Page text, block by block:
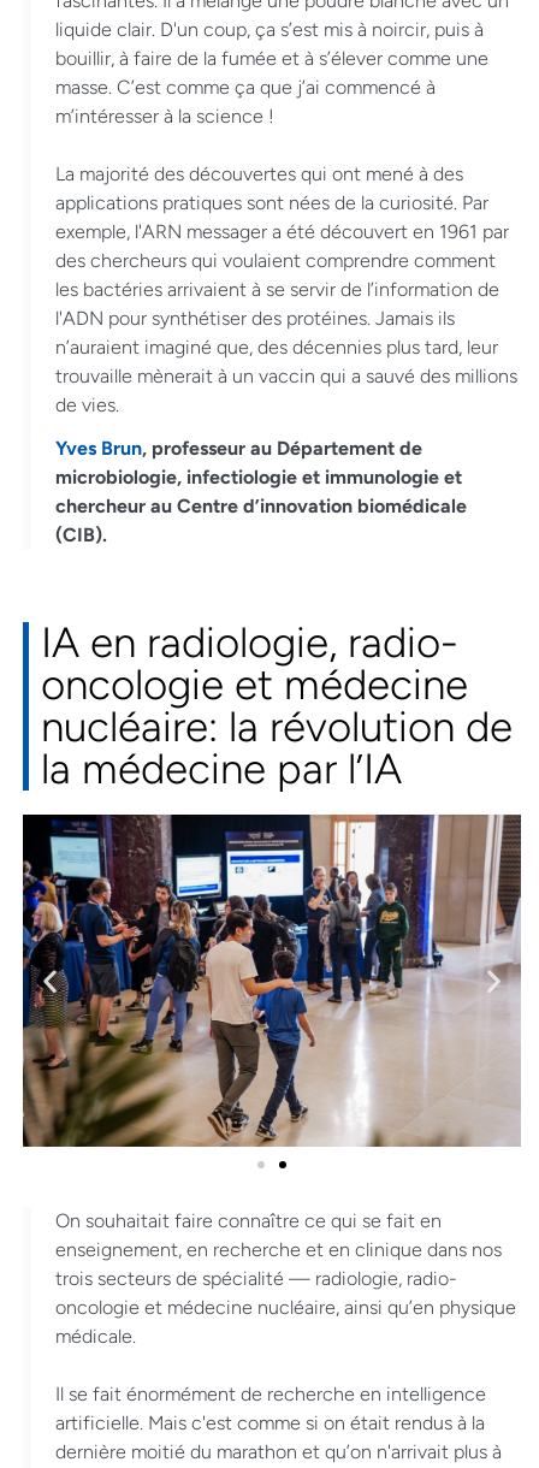
liquide clair. D'un coup, ça s’est mis à noircir, puis à
bouillir, à faire de la fumée et à s’élever comme une
masse. C’est comme ça que j’ai commencé à
m’intéresser à la science !
La majorité des découvertes qui ont mené à des
applications pratiques sont nées de la curiosité. Par
exemple, l'ARN messager a été découvert en 1961 par
des chercheurs qui voulaient comprendre comment
les bactéries arrivaient à se servir de l’information de
l'ADN pour synthétiser des protéines. Jamais ils
n’auraient imaginé que, des décennies plus tard, leur
trouvaille mènerait à un vaccin qui a sauvé des millions
de vies.
Yves Brun, professeur au Département de
microbiologie, infectiologie et immunologie et
chercheur au Centre d’innovation biomédicale
(CIB).
IA en radiologie, radio-
oncologie et médecine
nucléaire: la révolution de
la médecine par l’IA​
On souhaitait faire connaître ce qui se fait en
enseignement, en recherche et en clinique dans nos
trois secteurs de spécialité — radiologie, radio-
oncologie et médecine nucléaire, ainsi qu’en physique
médicale.
Il se fait énormément de recherche en intelligence
artificielle. Mais c'est comme si on était rendus à la
dernière moitié du marathon et qu’on n'arrivait plus à